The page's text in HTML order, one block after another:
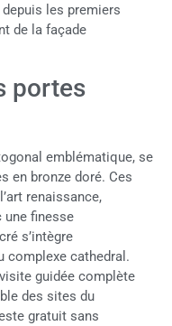
les premiers
de la façade
portes
emblématique, se
en bronze doré. Ces
renaissance,
une finesse
s’intègre
complexe cathedral.
guidée complète
des sites du
gratuit sans